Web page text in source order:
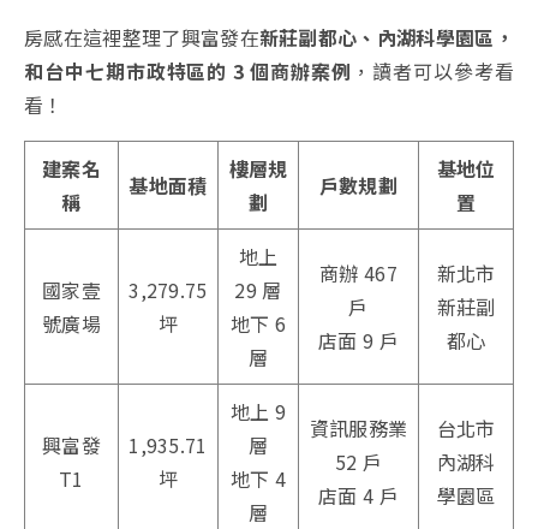
房感在這裡整理了興富發在新莊副都心、內湖科學園區，
和台中七期市政特區的 3 個商辦案例 ，讀者可以參考看
看！
建案名
稱
基地面積
樓層規
劃
戶數規劃
基地位
置
國家壹
號廣場
3,279.75
坪
地上
29 層
地下 6
層
商辦 467
戶
店面 9 戶
新北市
新莊副
都心
興富發
T1
1,935.71
坪
地上 9
層
地下 4
層
資訊服務業
52 戶
店面 4 戶
台北市
內湖科
學園區